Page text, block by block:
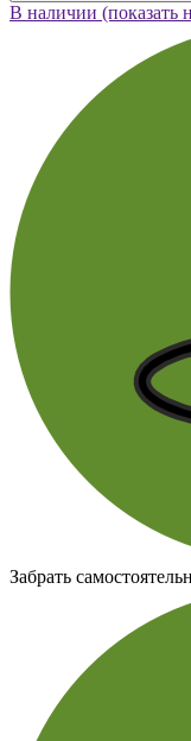
В наличии (показать
Забрать